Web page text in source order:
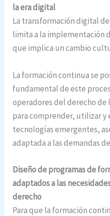
la era digital
La transformación digital
limita a la implementación
que implica un cambio
La formación continua se
fundamental de este
operadores del derecho de
para comprender, utilizar
tecnologías emergentes,
adaptada a las demandas
Diseño de programas de
adaptados a las
derecho
Para que la formación